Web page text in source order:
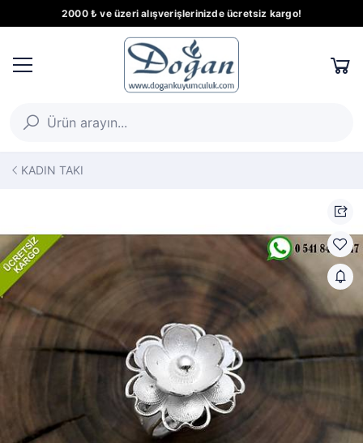
2000 ₺ ve üzeri alışverişlerinizde ücretsiz kargo!
KADIN TAKI